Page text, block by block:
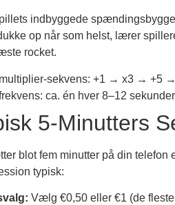
indbyggede
op når som helst, lærer
rocket.
+1 → x3 → +5
ca. én hver 8–12
5‑Minutters
blot fem minutter på din telefon
typisk:
Vælg €0,50 eller €1 (de